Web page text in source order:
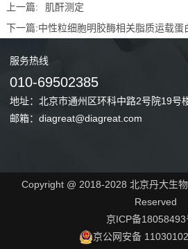
上一篇:
肌酐测定
下一篇:中性粒细胞明胶酶相关脂质运载蛋
服务热线
010-69502385
地址：北京市通州区环科中路2号院19号
邮箱：diagreat@diagreat.com
Copyright @ 2018-2028 北京丹大生
Reserved
京ICP备18058493
京公网安备